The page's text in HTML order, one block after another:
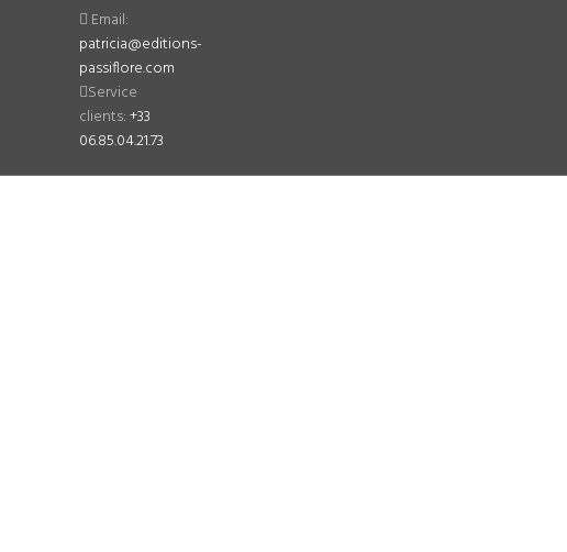
Email:
patricia@editions-
passiflore.com
Service
clients:+33
06.85.04.21.73